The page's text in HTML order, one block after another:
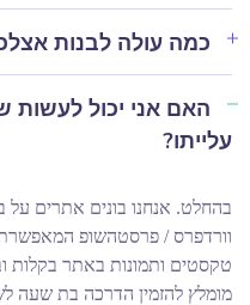
כמה עולה לבנות
האם אני יכול לעשות
עלייתו?
בהחלט. אנחנו בונים אתרים על
וורדפרס / פרסטהשופ המאפשרת
טקסטים ותמונות באתר בקלות
מומלץ להזמין הדרכה בת שעה